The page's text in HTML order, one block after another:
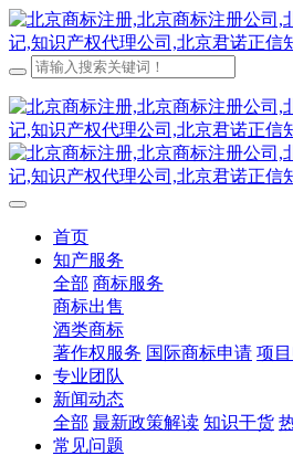
首页
知产服务
全部 商标服务
商标出售
酒类商标
著作权服务 国际商标申请 项
专业团队
新闻动态
全部 最新政策解读 知识干货
常见问题